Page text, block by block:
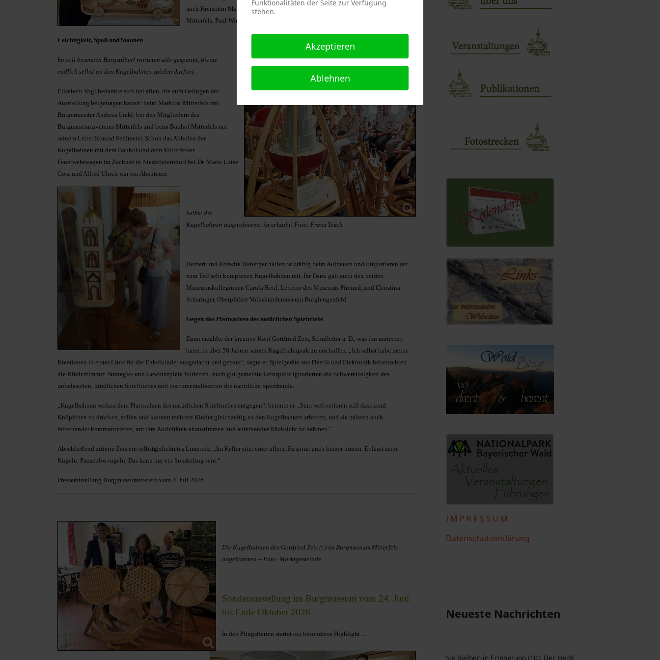
auch Kreisrätin Martina Kögl-Wiethaler und der Kulturbeauftragte der Marktgemeinde
Mitterfels, Paul Wintermeier.
Leichtigkeit, Spaß und Staunen
Im voll besetzten Burgstüberl warteten alle gespannt, bis sie
endlich selbst an den Kugelbahnen spielen durften.
Elisabeth Vogl bedankte sich bei allen, die zum Gelingen der
Ausstellung beigetragen haben: beim Marktrat Mitterfels mit
Bürgermeister Andreas Liebl, bei den Mitgliedern des
Burgmuseumsvereins Mitterfels und beim Bauhof Mitterfels mit
seinem Leiter Konrad Feldmeier. Schon das Abholen der
Kugelbahnen mit dem Bauhof und dem Mitterfelser
Feuerwehrwagen im Zachhof in Niederleierndorf bei Dr. Marie Luise
Götz und Alfred Ulrich war ein Abenteuer.
Selbst die
Kugelbahnen ausprobieren: ist erlaubt! Foto: Franz Tosch
Herbert und Roswita Buberger halfen tatkräftig beim Aufbauen und Einjustieren der
zum Teil sehr komplexen Kugelbahnen mit. Ihr Dank galt auch den beiden
Museumskolleginnen Carola Reul, Leiterin des Museums Pfreimd, und Christina
Scharinger, Oberpfälzer Volkskundemuseum Burglengenfeld.
Gegen das Plattwalzen des natürlichen Spieltriebs
Dann erzählte der kreative Kopf Gottfried Zeis, Schulleiter a. D., was ihn motiviert
hatte, in über 50 Jahren seinen Kugelbahnpark zu erschaffen. „Ich selbst habe meine
Kreationen in erster Linie für die Enkelkinder ausgedacht und gebaut“, sagte er. Spielgeräte aus Plastik und Elektronik beherrschten
die Kinderzimmer. Strategie- und Gewinnspiele florierten. Auch gut gemeinte Lernspiele ignorierten die Schwerelosigkeit des
unbelasteten, kindlichen Spieltriebes und instrumentalisierten die natürliche Spielfreude.
„Kugelbahnen wirken dem Plattwalzen des natürlichen Spieltriebes entgegen“, betonte er. „Statt weltverloren still dasitzend
Knöpfchen zu drücken, sollen und können mehrere Kinder gleichzeitig an den Kugelbahnen arbeiten, und sie müssen auch
miteinander kommunizieren, um ihre Aktivitäten abzustimmen und aufeinander Rücksicht zu nehmen.“
Abschließend zitierte Zeis ein selbstgedichtetes Limerick: „Im Keller sitzt einer allein. Es spitzt auch keiner hinein. Er lässt seine
Kugeln. Pausenlos rugeln. Das kann nur ein Sonderling sein.“
Pressemitteilung Burgmuseumsverein vom 3. Juli 2026
Die Kugelbahnen des Gottfried Zeis (r.) im Burgmuseum Mitterfels
angekommen – Foto: Marktgemeinde
Sonderausstellung im Burgmuseum vom 24. Juni
bis Ende Oktober 2026
In den Pfingstferien startet ein besonderes Highlight …
I M P R E S S U M
Datenschutzerklärung
Neueste Nachrichten
Sie bleiben in Erinnerung (10): Der Heibl
Funktionalitäten der Seite zur Verfügung
stehen.
Akzeptieren
Ablehnen